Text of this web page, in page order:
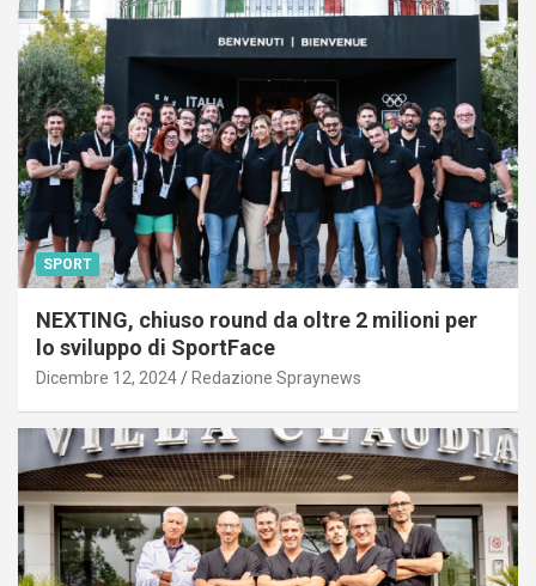
SPORT
NEXTING, chiuso round da oltre 2 milioni per
lo sviluppo di SportFace
Dicembre 12, 2024 Redazione Spraynews